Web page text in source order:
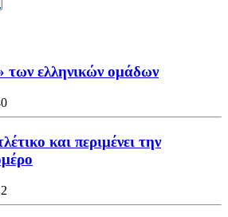
των ελληνικών ομάδων
και περιμένει την